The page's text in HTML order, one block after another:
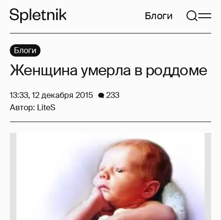
Блоги
Блоги
Женщина умерла в роддоме
13:33, 12 декабря 2015
233
Автор: LiteS